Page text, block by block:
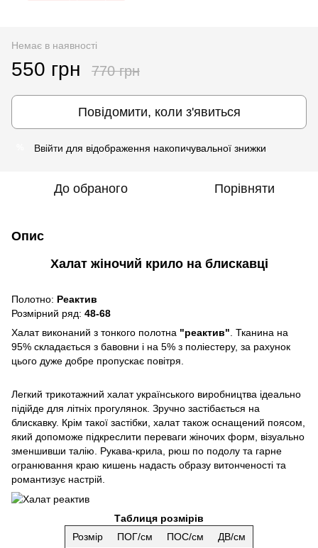
Немає в наявності
550 грн 770 грн
Повідомити, коли з'явиться
Ввійти для відображення накопичувальної знижки
До обраного Порівняти
Опис
Халат жіночий крило на блискавці
Полотно: Реактив
Розмірний ряд: 48-68
Халат виконаний з тонкого полотна "реактив" . Тканина на
95% складається з бавовни і на 5% з поліестеру, за рахунок
цього дуже добре пропускає повітря.
Легкий трикотажний халат українського виробництва ідеально
підійде для літніх прогулянок. Зручно застібається на
блискавку. Крім такої застібки, халат також оснащений поясом,
який допоможе підкреслити переваги жіночих форм, візуально
зменшивши талію. Рукава-крила, рюш по подолу та гарне
огранювання краю кишень надасть образу витонченості та
романтизує настрій.
Таблиця розмірів
Розмір
ПОГ/см ПОС/см
ДВ/см